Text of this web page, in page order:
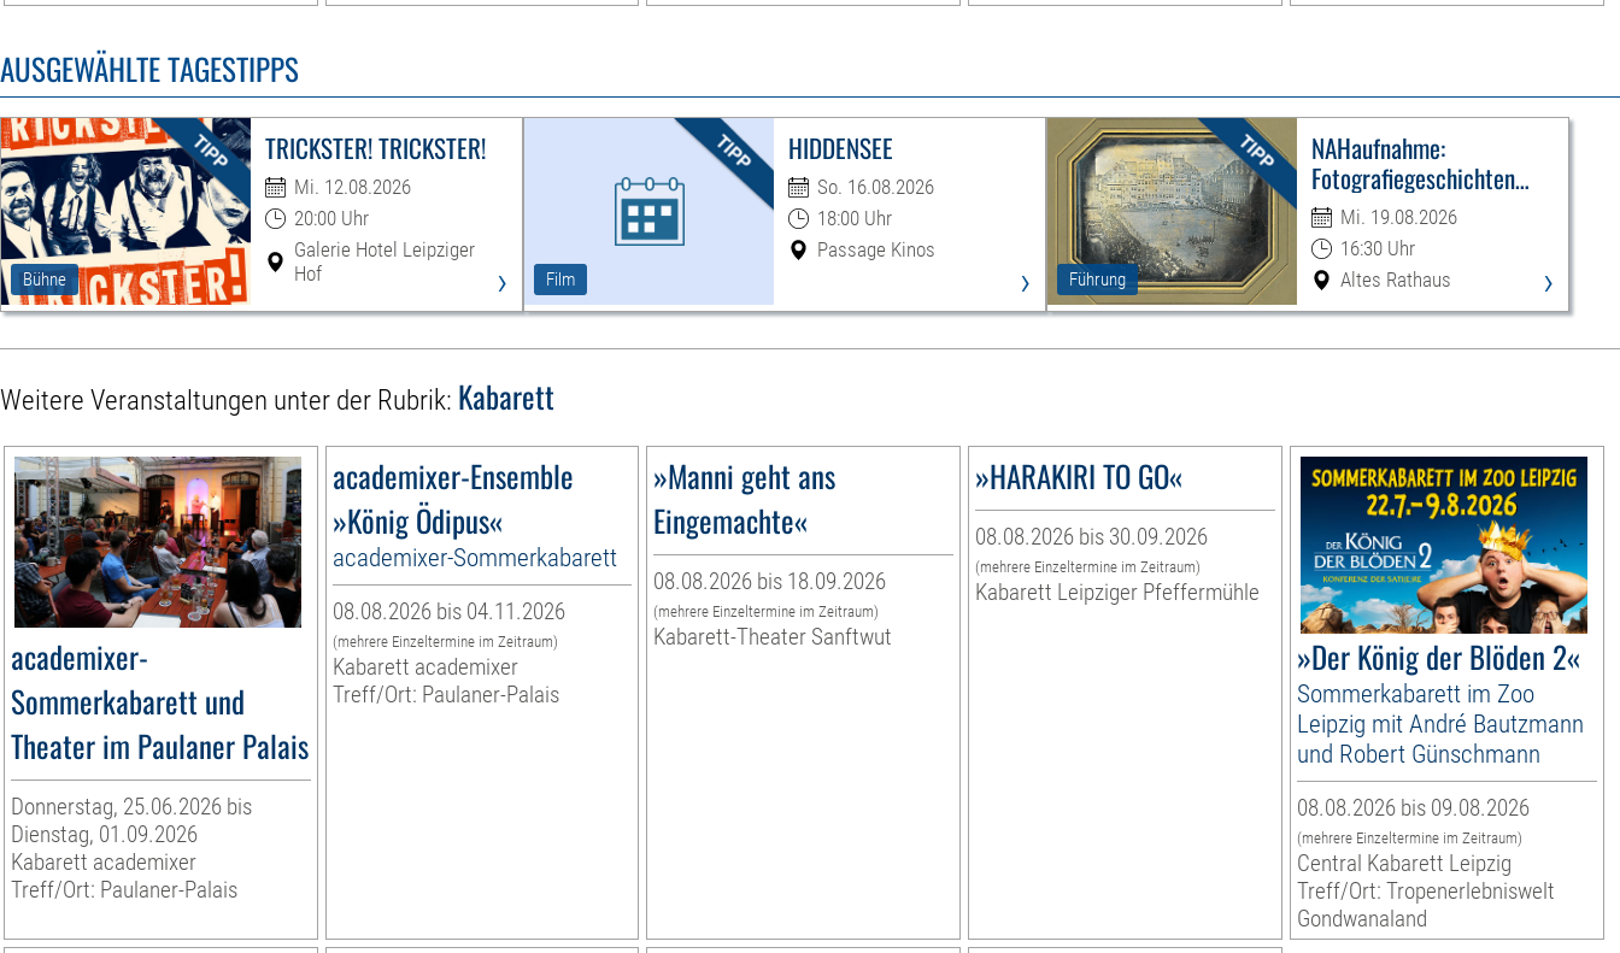
AUSGEWÄHLTE TAGESTIPPS
Bühne
TRICKSTER! TRICKSTER!
Mi. 12.08.2026
20:00 Uhr
Galerie Hotel Leipziger
Hof
› Film
HIDDENSEE
So. 16.08.2026
18:00 Uhr
Passage Kinos
› Führung
NAHaufnahme:
Fotografiegeschichten
Leipzigs
Mi. 19.08.2026
16:30 Uhr
Altes Rathaus
›
Weitere Veranstaltungen unter der Rubrik: Kabarett
academixer-
Sommerkabarett und
Theater im Paulaner Palais
Donnerstag, 25.06.2026 bis
Dienstag, 01.09.2026
Kabarett academixer
Treff/Ort: Paulaner-Palais
academixer-Ensemble
»König Ödipus«
academixer-Sommerkabarett
08.08.2026 bis 04.11.2026
(mehrere Einzeltermine im Zeitraum)
Kabarett academixer
Treff/Ort: Paulaner-Palais
»Manni geht ans
Eingemachte«
08.08.2026 bis 18.09.2026
(mehrere Einzeltermine im Zeitraum)
Kabarett-Theater Sanftwut
»HARAKIRI TO GO«
08.08.2026 bis 30.09.2026
(mehrere Einzeltermine im Zeitraum)
Kabarett Leipziger Pfeffermühle
»Der König der Blöden 2«
Sommerkabarett im Zoo
Leipzig mit André Bautzmann
und Robert Günschmann
08.08.2026 bis 09.08.2026
(mehrere Einzeltermine im Zeitraum)
Central Kabarett Leipzig
Treff/Ort: Tropenerlebniswelt
Gondwanaland